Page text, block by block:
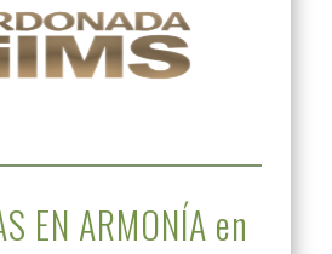
EN ARMONÍA en